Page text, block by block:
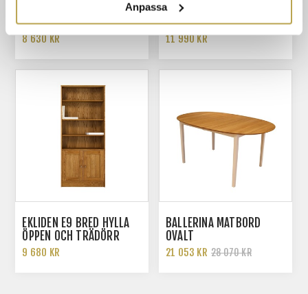
Anpassa
EKLIDEN E1 SMAL VITRIN
MED LÅDOR
8 630 KR
EKLIDEN E7 BRED HYLLA
MED GLAS/TRÄDÖRR
11 990 KR
EKLIDEN E9 BRED HYLLA
ÖPPEN OCH TRÄDÖRR
9 680 KR
BALLERINA MATBORD
OVALT
21 053 KR 28 070 KR